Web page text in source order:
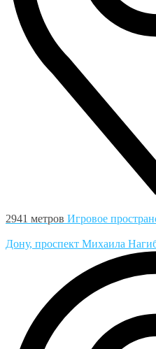
2941 метров Игровое
Дону, проспект Михаила